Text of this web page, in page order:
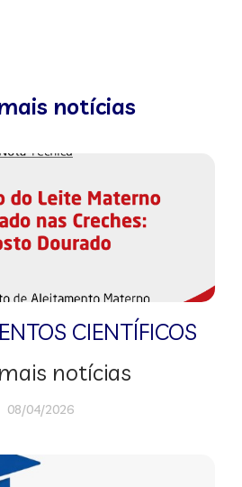
notícias
CIENTÍFICOS
notícias
08/04/2026